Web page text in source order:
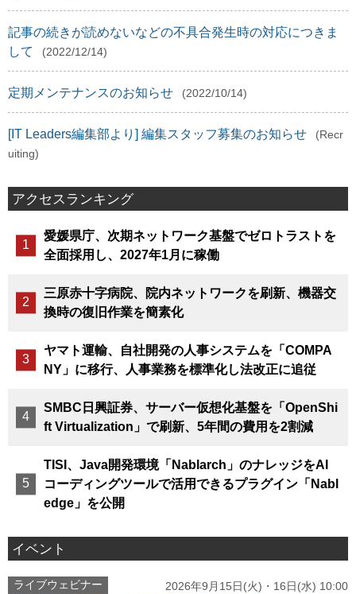
記事の続きが読めないなどの不具合発生時の対応につきま
して
(2022/12/14)
定期メンテナンスのお知らせ (2022/10/14)
[IT Leaders編集部より] 編集スタッフ募集のお知らせ
(Recr
uiting)
アクセスランキング
愛媛県庁、次期ネットワーク基盤でゼロトラストを
全面採用し、2027年1月に稼働
三原赤十字病院、院内ネットワークを刷新、機器交
換時の復旧作業を簡素化
ヤマト運輸、自社開発の人事システムを「COMPA
NY」に移行、人事業務を標準化し法改正に追従
SMBC日興証券、サーバー仮想化基盤を「OpenShi
ft Virtualization」で刷新、5年間の費用を2割減
TISI、Java開発環境「Nablarch」のナレッジをAI
コーディングツールで活用できるプラグイン「Nabl
edge」を公開
イベント
ライブウェビナー 2026年9月15日(火)・16日(水) 10:00